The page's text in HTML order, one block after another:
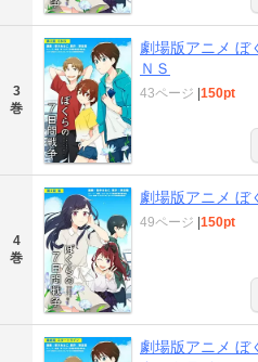
3
巻
劇場版アニメ
ＮＳ
43ページ 150pt
4
巻
劇場版アニメ
49ページ 150pt
劇場版アニメ